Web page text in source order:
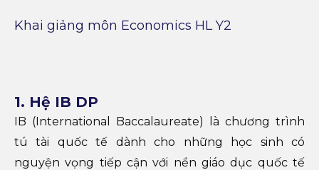
Khai giảng môn Economics HL Y2
1. Hệ IB DP
IB (International Baccalaureate) là chương trình
tú tài quốc tế dành cho những học sinh có
nguyện vọng tiếp cận với nền giáo dục quốc tế